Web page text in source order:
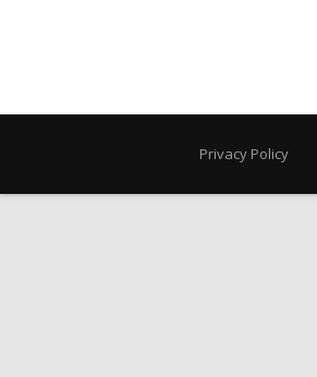
Privacy Policy